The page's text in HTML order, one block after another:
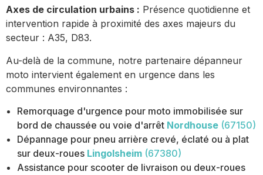
Axes de circulation urbains : Présence quotidienne et
intervention rapide à proximité des axes majeurs du
secteur : A35, D83.
Au-delà de la commune, notre partenaire dépanneur
moto intervient également en urgence dans les
communes environnantes :
Remorquage d'urgence pour moto immobilisée sur
bord de chaussée ou voie d'arrêt Nordhouse (67150)
Dépannage pour pneu arrière crevé, éclaté ou à plat
sur deux-roues Lingolsheim (67380)
Assistance pour scooter de livraison ou deux-roues